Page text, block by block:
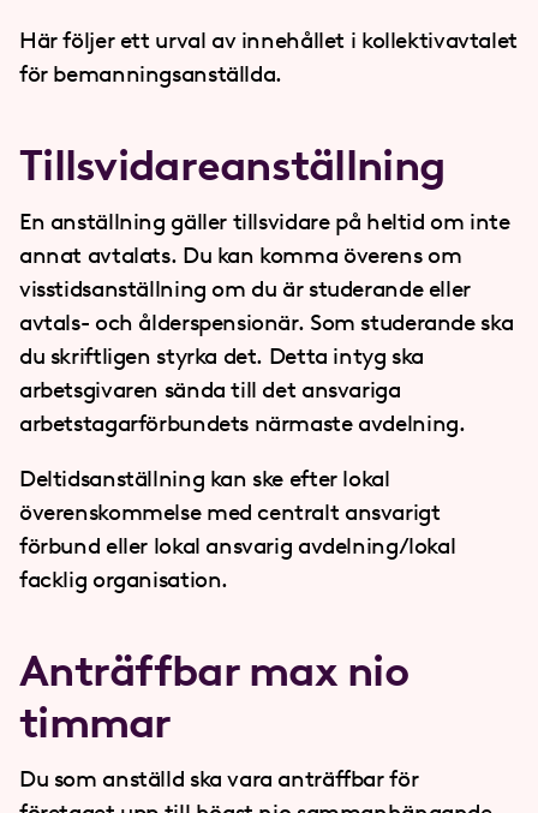
Här följer ett urval av innehållet i kollektivavtalet
för bemanningsanställda.
Tillsvidare­anställning
En anställning gäller tillsvidare på heltid om inte
annat avtalats. Du kan komma överens om
visstidsanställning om du är studerande eller
avtals- och ålderspensionär. Som studerande ska
du skriftligen styrka det. Detta intyg ska
arbetsgivaren sända till det ansvariga
arbetstagarförbundets närmaste avdelning.
Deltidsanställning kan ske efter lokal
överenskommelse med centralt ansvarigt
förbund eller lokal ansvarig avdelning/lokal
facklig organisation.
Anträffbar max nio
timmar
Du som anställd ska vara anträffbar för